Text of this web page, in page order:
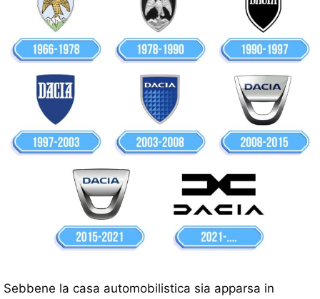
Sebbene la casa automobilistica sia apparsa in